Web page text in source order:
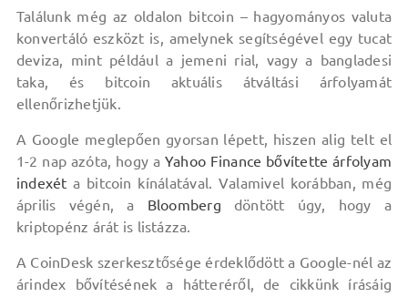
Találunk még az oldalon bitcoin – hagyományos valuta
konvertáló eszközt is, amelynek segítségével egy tucat
deviza, mint például a jemeni rial, vagy a bangladesi
taka, és bitcoin aktuális átváltási árfolyamát
ellenőrizhetjük.
A Google meglepően gyorsan lépett, hiszen alig telt el
1-2 nap azóta, hogy a Yahoo Finance bővítette árfolyam
indexét a bitcoin kínálatával. Valamivel korábban, még
április végén, a Bloomberg döntött úgy, hogy a
kriptopénz árát is listázza.
A CoinDesk szerkesztősége érdeklődött a Google-nél az
árindex bővítésének a hátteréről, de cikkünk írásáig